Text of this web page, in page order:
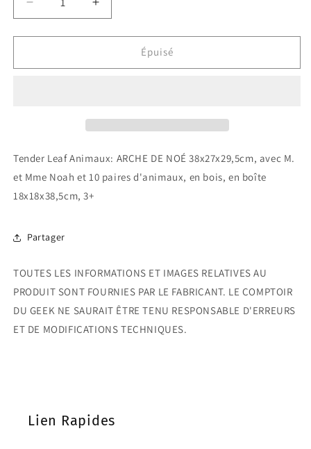
Réduire
la
quantité
Arche
Augmenter
la
quantité
Arche
Épuisé
Tender Leaf Animaux: ARCHE DE NOÉ 38x27x29,5cm, avec M.
et Mme Noah et 10 paires d'animaux, en bois, en boîte
18x18x38,5cm, 3+
Partager
TOUTES LES INFORMATIONS ET IMAGES RELATIVES AU
PRODUIT SONT FOURNIES PAR LE FABRICANT. LE COMPTOIR
DU GEEK NE SAURAIT ÊTRE TENU RESPONSABLE D'ERREURS
ET DE MODIFICATIONS TECHNIQUES.
Lien Rapides